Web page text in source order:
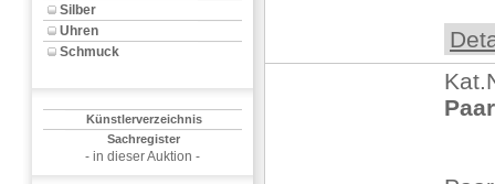
Silber
Uhren
Schmuck
Künstlerverzeichnis
Sachregister
- in dieser Auktion -